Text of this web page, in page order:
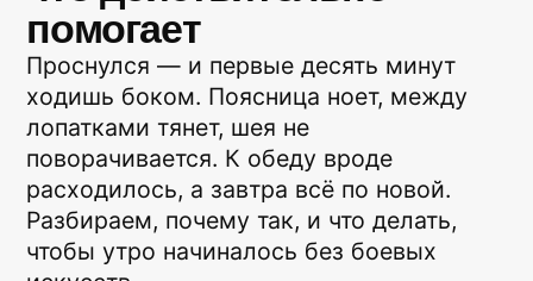
АвторДмитрий Леонов
инструктор-методист Центра Евминова. 14
лет в практике методики Евминова
лопатками тянет, шея не
поворачивается. К обеду вроде
расходилось, а завтра всё по новой.
Разбираем, почему так, и что делать,
чтобы утро начиналось без боевых
искусств.